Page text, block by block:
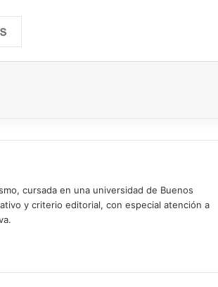
cursada en una universidad de Buenos
y criterio editorial, con especial atención a